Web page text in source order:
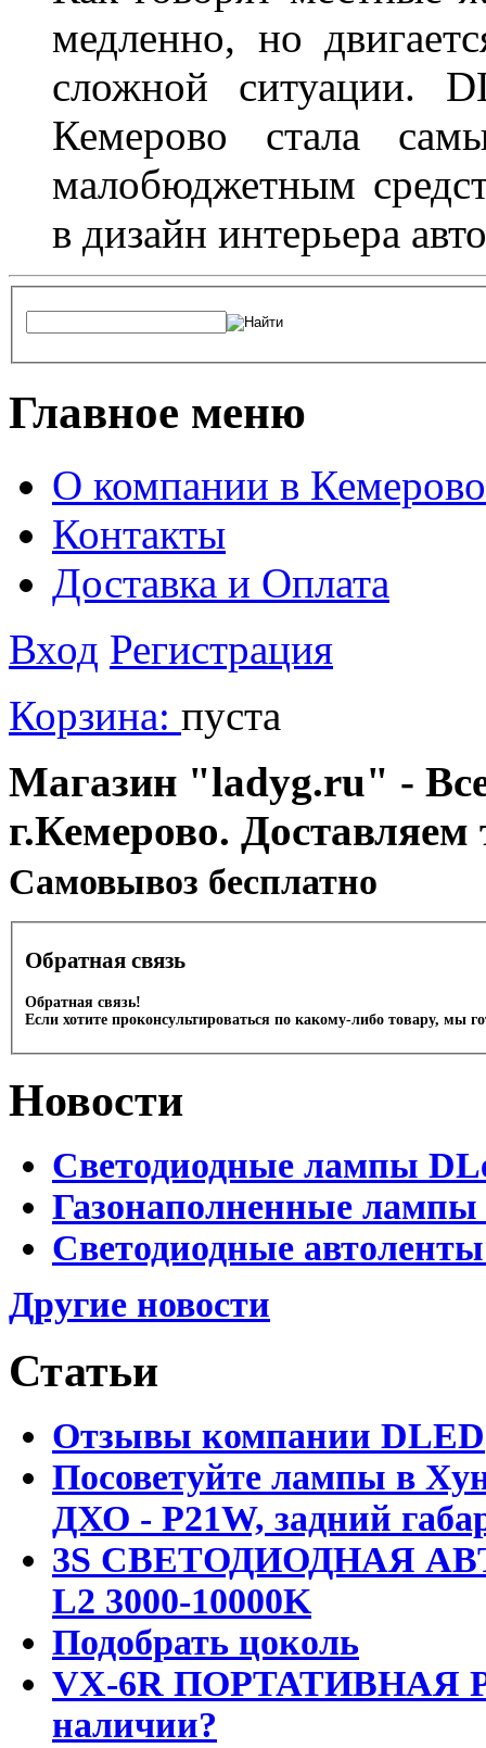
медленно, но
сложной ситуации.
Кемерово стала
малобюджетным
в дизайн интерьера
Главное меню
О компании в Кемерово
Контакты
Доставка и Оплата
Вход Регистрация
Корзина: пуста
Магазин "ladyg.ru" -
г.Кемерово.
Cамовывоз бесплатно
Обратная связь
Обратная связь!
Если хотите проконсультироваться по какому-либо товару, мы
Новости
Светодиодные лампы
Газонаполненные
Светодиодные
Другие новости
Статьи
Отзывы компании DLED
Посоветуйте лампы в
ДХО - P21W, задний
3S СВЕТОДИОДНАЯ
L2 3000-10000K
Подобрать цоколь
VX-6R ПОРТАТИВНАЯ
наличии?